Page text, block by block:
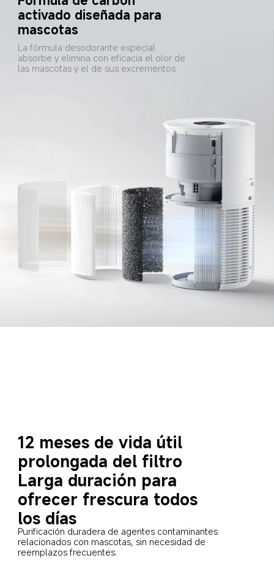
activado diseñada para
mascotas
La fórmula desodorante especial
absorbe y elimina con eficacia el olor de
las mascotas y el de sus excrementos
12 meses de vida útil
prolongada del filtro
Larga duración para
ofrecer frescura todos
los días
Purificación duradera de agentes contaminantes
relacionados con mascotas, sin necesidad de
reemplazos frecuentes.